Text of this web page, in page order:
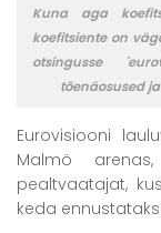
Kuna aga
koefitsiente on
otsingusse
tõenäosused
Eurovisiooni
Malmö
pealtvaatajat,
keda